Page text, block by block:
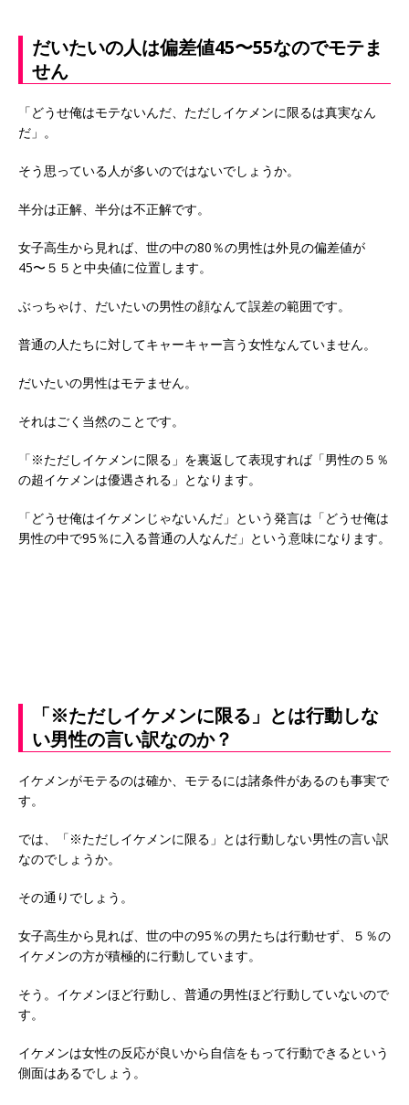
だいたいの人は偏差値45〜55なのでモテま
せん
「どうせ俺はモテないんだ、ただしイケメンに限るは真実なん
だ」。
そう思っている人が多いのではないでしょうか。
半分は正解、半分は不正解です。
女子高生から見れば、世の中の80％の男性は外見の偏差値が
45〜５５と中央値に位置します。
ぶっちゃけ、だいたいの男性の顔なんて誤差の範囲です。
普通の人たちに対してキャーキャー言う女性なんていません。
だいたいの男性はモテません。
それはごく当然のことです。
「※ただしイケメンに限る」を裏返して表現すれば「男性の５％
の超イケメンは優遇される」となります。
「どうせ俺はイケメンじゃないんだ」という発言は「どうせ俺は
男性の中で95％に入る普通の人なんだ」という意味になります。
「※ただしイケメンに限る」とは行動しな
い男性の言い訳なのか？
イケメンがモテるのは確か、モテるには諸条件があるのも事実で
す。
では、「※ただしイケメンに限る」とは行動しない男性の言い訳
なのでしょうか。
その通りでしょう。
女子高生から見れば、世の中の95％の男たちは行動せず、５％の
イケメンの方が積極的に行動しています。
そう。イケメンほど行動し、普通の男性ほど行動していないので
す。
イケメンは女性の反応が良いから自信をもって行動できるという
側面はあるでしょう。